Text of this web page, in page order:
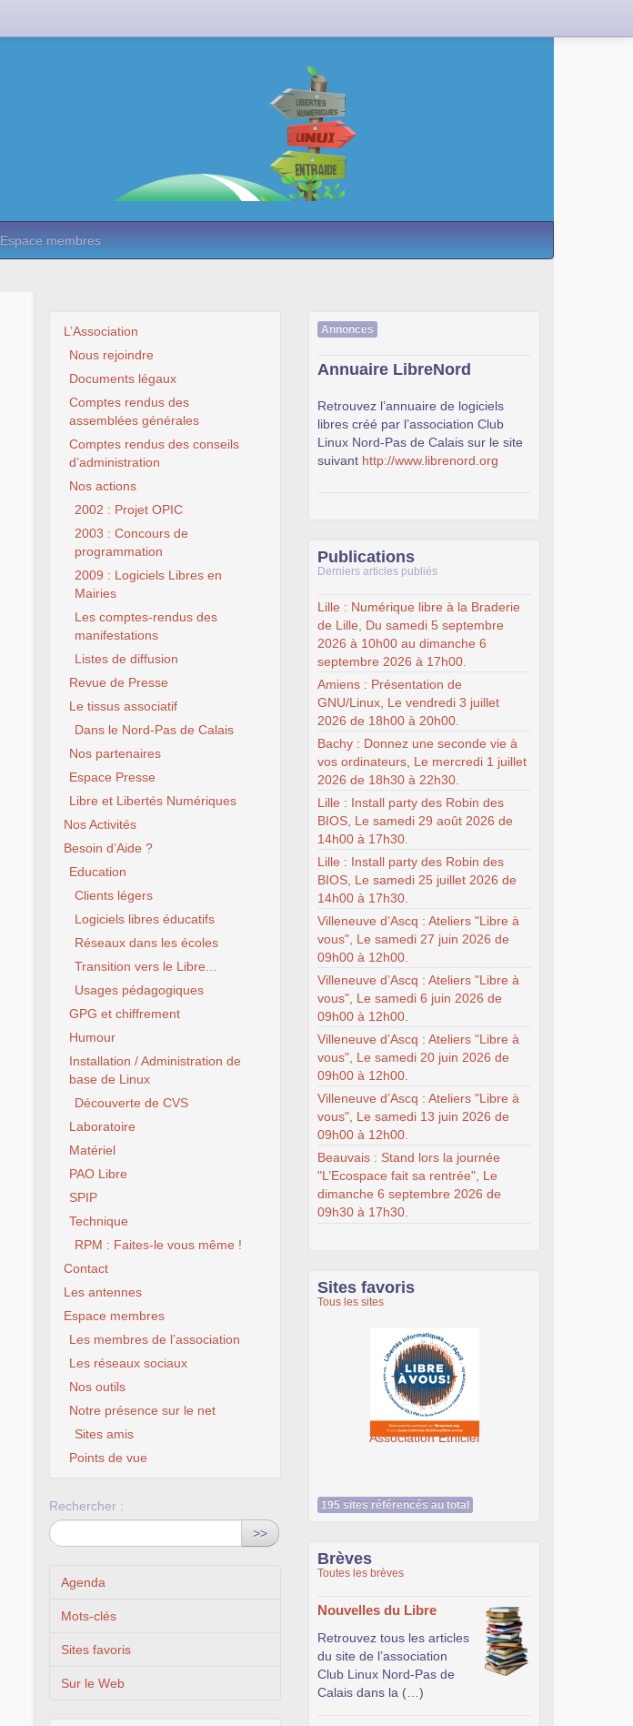
Espace membres
L’Association
Nous rejoindre
Documents légaux
Comptes rendus des
assemblées générales
Comptes rendus des conseils
d’administration
Nos actions
2002 : Projet OPIC
2003 : Concours de
programmation
2009 : Logiciels Libres en
Mairies
Les comptes-rendus des
manifestations
Listes de diffusion
Revue de Presse
Le tissus associatif
Dans le Nord-Pas de Calais
Nos partenaires
Espace Presse
Libre et Libertés Numériques
Nos Activités
Besoin d’Aide ?
Education
Clients légers
Logiciels libres éducatifs
Réseaux dans les écoles
Transition vers le Libre...
Usages pédagogiques
GPG et chiffrement
Humour
Installation / Administration de
base de Linux
Découverte de CVS
Laboratoire
Matériel
PAO Libre
SPIP
Technique
RPM : Faites-le vous même !
Contact
Les antennes
Espace membres
Les membres de l’association
Les réseaux sociaux
Nos outils
Notre présence sur le net
Sites amis
Points de vue
Rechercher :
>>
Agenda
Mots-clés
Sites favoris
Sur le Web
Annonces
Annuaire LibreNord
Retrouvez l’annuaire de logiciels
libres créé par l’association Club
Linux Nord-Pas de Calais sur le site
suivant http://www.librenord.org
Publications
Derniers articles publiés
Lille : Numérique libre à la Braderie
de Lille, Du samedi 5 septembre
2026 à 10h00 au dimanche 6
septembre 2026 à 17h00.
Amiens : Présentation de
GNU/Linux, Le vendredi 3 juillet
2026 de 18h00 à 20h00.
Bachy : Donnez une seconde vie à
vos ordinateurs, Le mercredi 1 juillet
2026 de 18h30 à 22h30.
Lille : Install party des Robin des
BIOS, Le samedi 29 août 2026 de
14h00 à 17h30.
Lille : Install party des Robin des
BIOS, Le samedi 25 juillet 2026 de
14h00 à 17h30.
Villeneuve d’Ascq : Ateliers "Libre à
vous", Le samedi 27 juin 2026 de
09h00 à 12h00.
Villeneuve d’Ascq : Ateliers "Libre à
vous", Le samedi 6 juin 2026 de
09h00 à 12h00.
Villeneuve d’Ascq : Ateliers "Libre à
vous", Le samedi 20 juin 2026 de
09h00 à 12h00.
Villeneuve d’Ascq : Ateliers "Libre à
vous", Le samedi 13 juin 2026 de
09h00 à 12h00.
Beauvais : Stand lors la journée
"L’Ecospace fait sa rentrée", Le
dimanche 6 septembre 2026 de
09h30 à 17h30.
Sites favoris
Tous les sites
Association Éthiciel
195 sites référencés au total
Brèves
Toutes les brèves
Nouvelles du Libre
Retrouvez tous les articles
du site de l’association
Club Linux Nord-Pas de
Calais dans la (…)